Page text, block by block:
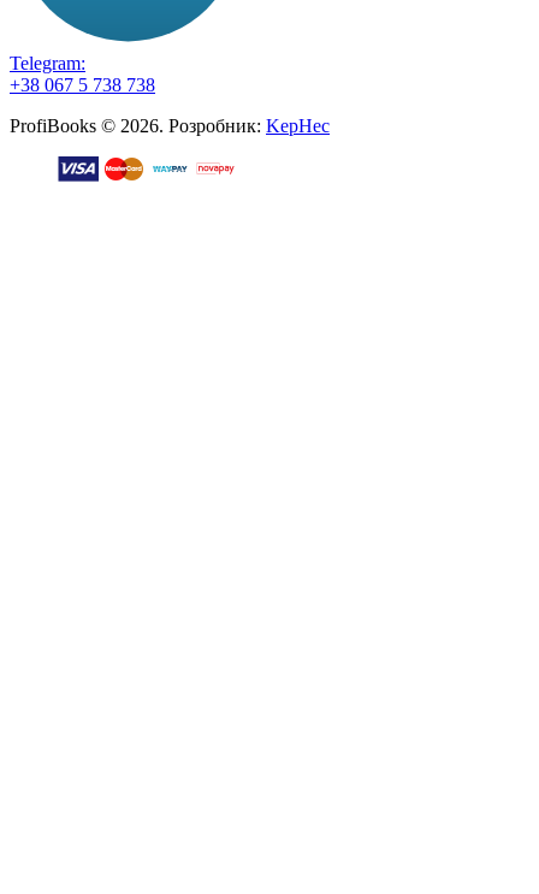
Telegram:
+38 067 5 738 738
ProfiBooks © 2026. Розробник: KepHec